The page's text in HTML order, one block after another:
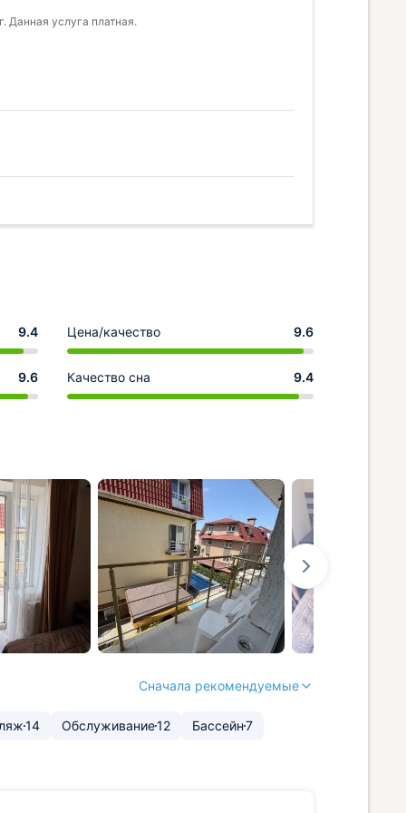
Данная услуга платная.
9.4 Цена/качество 9.6
9.6 Качество сна 9.4
Сначала рекомендуемые
14 Обслуживание12 Бассейн7